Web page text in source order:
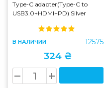
Type-C adapter(Type-C to
USB3.0+HDMI+PD) Silver
В НАЛИЧИИ 12575
324 ₴